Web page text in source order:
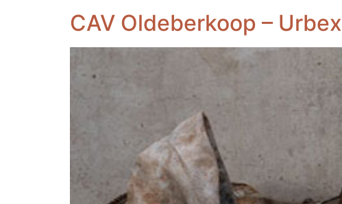
CAV Oldeberkoop –